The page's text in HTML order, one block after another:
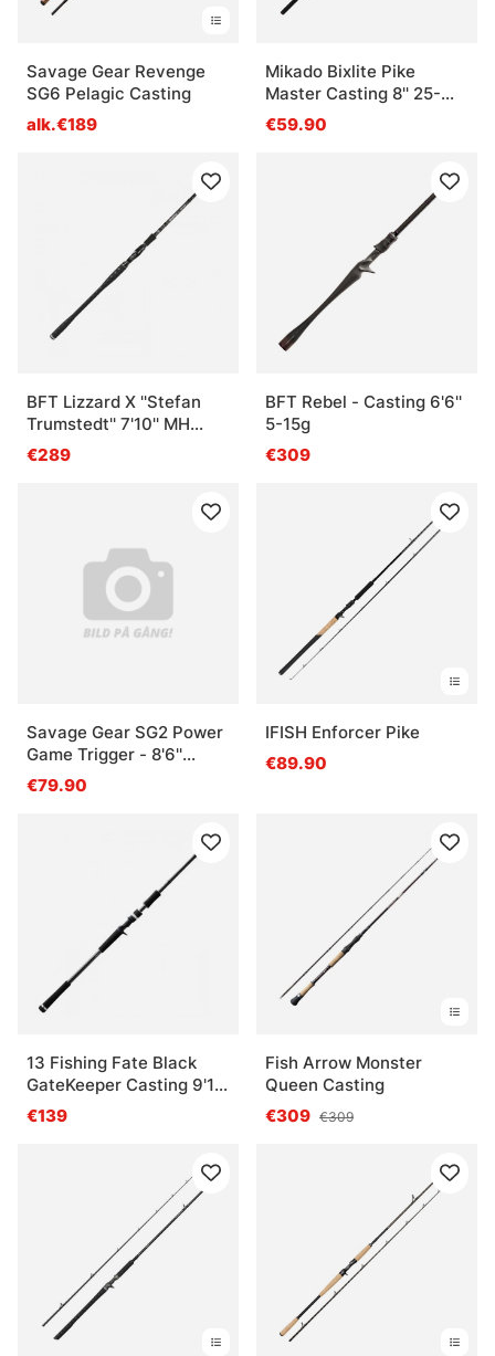
Savage Gear Revenge
SG6 Pelagic Casting
alk.€189
Mikado Bixlite Pike
Master Casting 8'' 25-
75g (2 Sec)
€59.90
BFT Lizzard X ''Stefan
Trumstedt'' 7'10'' MH
-130g, 2 pcs
€289
BFT Rebel - Casting 6'6''
5-15g
€309
Savage Gear SG2 Power
Game Trigger - 8'6''
259cm 50-110g 2sec
€79.90
IFISH Enforcer Pike
€89.90
13 Fishing Fate Black
GateKeeper Casting 9'1
XXXH 100-300g 2p
€139
Fish Arrow Monster
Queen Casting
€309 €309